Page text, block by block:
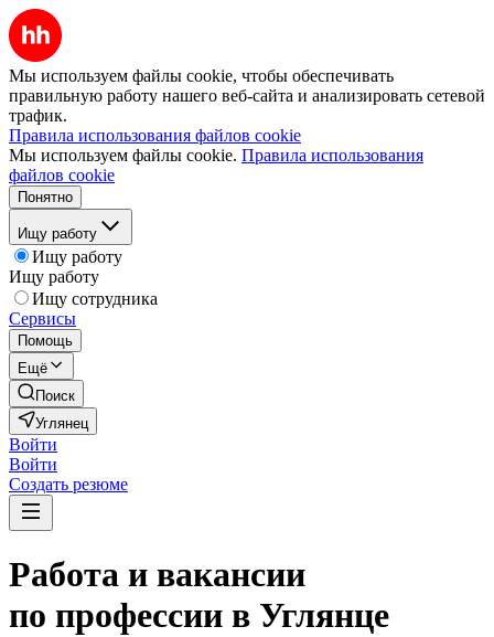
Мы используем файлы cookie, чтобы обеспечивать
правильную работу нашего веб-сайта и анализировать сетевой
трафик.
Правила использования файлов cookie
Мы используем файлы cookie. Правила использования
файлов cookie
Понятно
Ищу работу
Ищу работу
Ищу работу
Ищу сотрудника
Сервисы
Помощь
Ещё
Поиск
Углянец
Войти
Войти
Создать резюме
Работа и вакансии
по профессии в Углянце